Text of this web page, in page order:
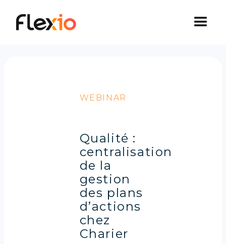
WEBINAR
Qualité :
centralisation
de la
gestion
des plans
d’actions
chez
Charier